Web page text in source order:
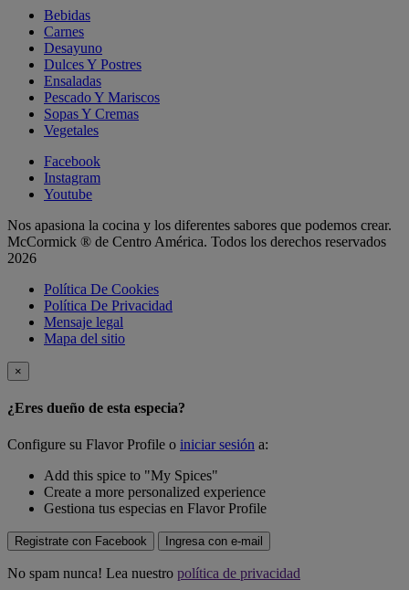
Bebidas
Carnes
Desayuno
Dulces Y Postres
Ensaladas
Pescado Y Mariscos
Sopas Y Cremas
Vegetales
Facebook
Instagram
Youtube
Nos apasiona la cocina y los diferentes sabores que podemos crear.
McCormick ® de Centro América. Todos los derechos reservados
2026
Política De Cookies
Política De Privacidad
Mensaje legal
Mapa del sitio
×
¿Eres dueño de esta especia?
Configure su Flavor Profile o iniciar sesión a:
Add this spice to "My Spices"
Create a more personalized experience
Gestiona tus especias en Flavor Profile
Registrate con Facebook Ingresa con e-mail
No spam nunca! Lea nuestro política de privacidad